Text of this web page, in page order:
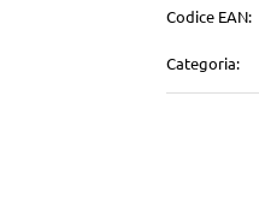
Codice EAN:
Categoria: